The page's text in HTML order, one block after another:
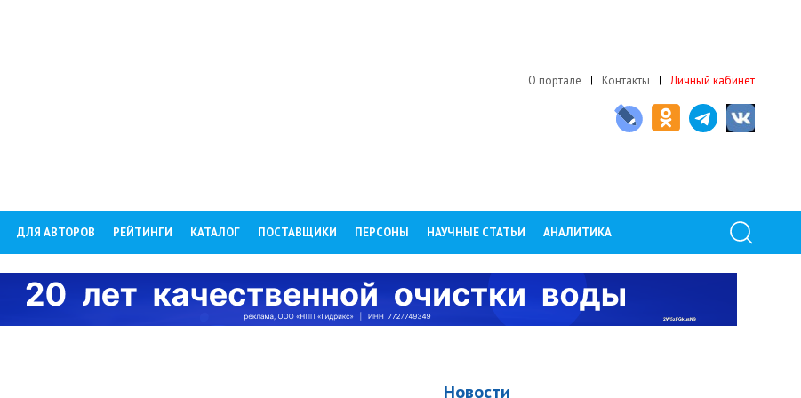
О портале Контакты Личный кабинет
ДЛЯ АВТОРОВ РЕЙТИНГИ КАТАЛОГ ПОСТАВЩИКИ ПЕРСОНЫ НАУЧНЫЕ СТАТЬИ АНАЛИТИКА
Новости